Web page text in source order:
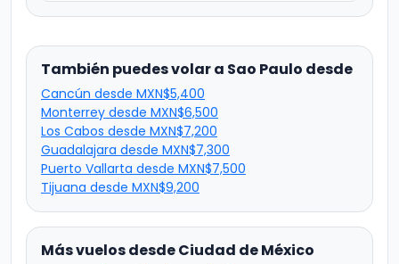
También puedes volar a Sao Paulo desde
Cancún desde MXN$5,400
Monterrey desde MXN$6,500
Los Cabos desde MXN$7,200
Guadalajara desde MXN$7,300
Puerto Vallarta desde MXN$7,500
Tijuana desde MXN$9,200
Más vuelos desde Ciudad de México